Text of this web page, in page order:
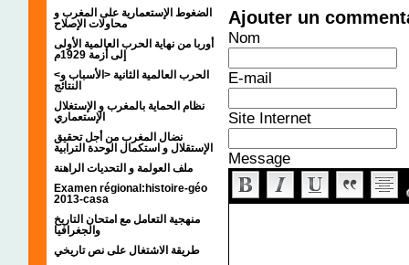
الضغوط الإستعمارية على المغرب و
محاولات الإصلاح
أوربا من نهاية الحرب العالمية الأولى
إلى أزمة 1929م
<الحرب العالمية الثانية <الأسباب و
النتائج
نظام الحماية بالمغرب و الإستغلال
الإستعماري
نضال المغرب من أجل تحقيق
الإستقلال و استكمال الوحدة الترابية
ملف العولمة و التحديات الراهنة
Examen régional:histoire-géo
2013-casa
منهجية التعامل مع امتحان التاريخ
والجغرافيا
طريقة الاشتغال على نص تاريخي
Ajouter un
Nom
E-mail
Site Internet
Message